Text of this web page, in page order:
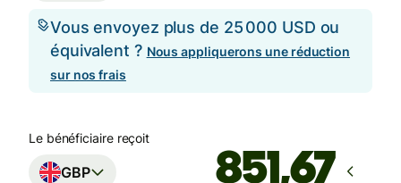
Vous envoyez plus de 25 000 USD ou
équivalent ? Nous appliquerons une réduction
sur nos frais
Le bénéficiaire reçoit
GBP